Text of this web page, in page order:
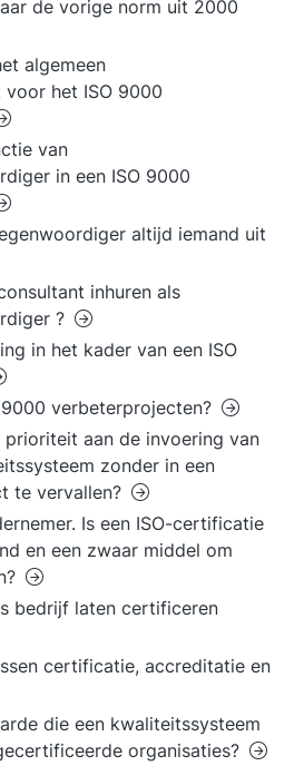
de vorige norm uit 2000
algemeen
het ISO 9000
van
in een ISO 9000
altijd iemand uit
inhuren als
?
in het kader van een ISO
verbeterprojecten?
aan de invoering van
zonder in een
te vervallen?
Is een ISO-certificatie
en een zwaar middel om
bedrijf laten certificeren
certificatie, accreditatie en
die een kwaliteitssysteem
organisaties?